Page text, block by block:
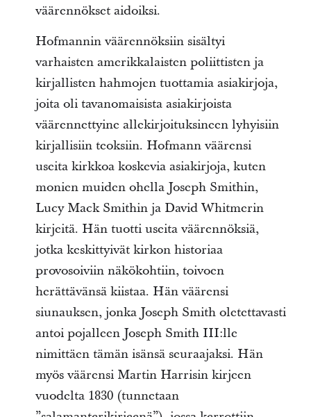
väärennökset aidoiksi.
Hofmannin väärennöksiin sisältyi
varhaisten amerikkalaisten poliittisten ja
kirjallisten hahmojen tuottamia asiakirjoja,
joita oli tavanomaisista asiakirjoista
väärennettyine allekirjoituksineen lyhyisiin
kirjallisiin teoksiin. Hofmann väärensi
useita kirkkoa koskevia asiakirjoja, kuten
monien muiden ohella Joseph Smithin,
Lucy Mack Smithin ja David Whitmerin
kirjeitä. Hän tuotti useita väärennöksiä,
jotka keskittyivät kirkon historiaa
provosoiviin näkökohtiin, toivoen
herättävänsä kiistaa. Hän väärensi
siunauksen, jonka Joseph Smith oletettavasti
antoi pojalleen Joseph Smith III:lle
nimittäen tämän isänsä seuraajaksi. Hän
myös väärensi Martin Harrisin kirjeen
vuodelta 1830 (tunnetaan